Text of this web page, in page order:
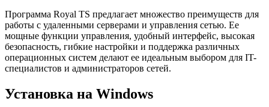
Программа Royal TS предлагает множество преимуществ для
работы с удаленными серверами и управления сетью. Ее
мощные функции управления, удобный интерфейс, высокая
безопасность, гибкие настройки и поддержка различных
операционных систем делают ее идеальным выбором для IT-
специалистов и администраторов сетей.
Установка на Windows